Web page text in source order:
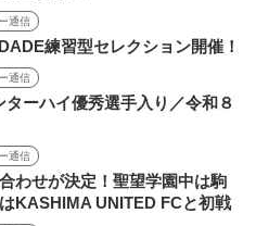
通信
練習型セレクション開催！
通信
ーハイ優秀選手入り／令和８
通信
わせが決定！聖望学園中は駒
KASHIMA UNITED FCと初戦